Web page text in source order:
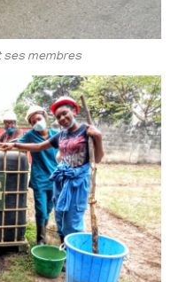
ses membres